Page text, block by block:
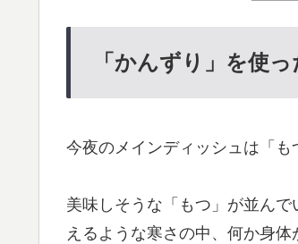
「かんずり」を使
今夜のメインディッシュは「も
美味しそうな「もつ」が並ん
えるような寒さの中、何か身